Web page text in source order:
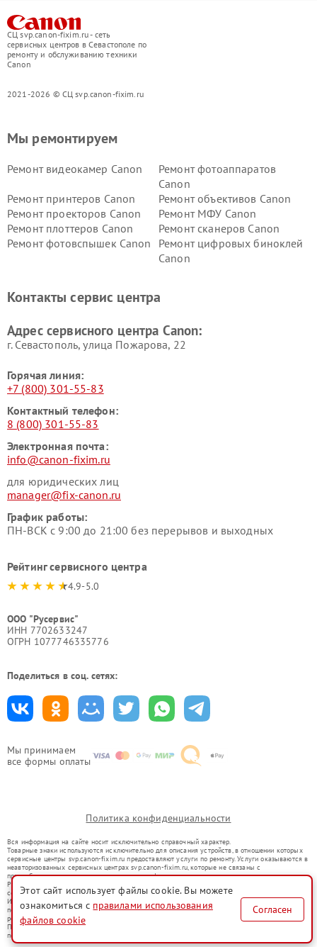
СЦ svp.canon-fixim.ru - сеть
сервисных центров в Севастополе по
ремонту и обслуживанию техники
Canon
2021-2026 © СЦ svp.canon-fixim.ru
Мы принимаем
все формы оплаты
Мы ремонтируем
Ремонт видеокамер Canon
Ремонт фотоаппаратов
Canon
Ремонт принтеров Canon
Ремонт объективов Canon
Ремонт проекторов Canon
Ремонт МФУ Canon
Ремонт плоттеров Canon
Ремонт сканеров Canon
Ремонт фотовспышек Canon
Ремонт цифровых биноклей
Canon
Контакты сервис центра
Адрес сервисного центра Canon:
г. Севастополь, улица Пожарова, 22
Горячая линия:
+7 (800) 301-55-83
Контактный телефон:
8 (800) 301-55-83
Электронная почта:
info@canon-fixim.ru
для юридических лиц
manager@fix-canon.ru
График работы:
ПН-ВСК с 9:00 до 21:00 без перерывов и выходных
Рейтинг сервисного центра
4.9-5.0
ООО "Русервис"
ИНН 7702633247
ОГРН 1077746335776
Поделиться в соц. сетях:
Политика конфиденциальности
Вся информация на сайте носит исключительно справочный характер.
Товарные знаки используются исключительно для описания устройств, в отношении которых
сервисные центры svp.canon-fixim.ru предоставляют услуги по ремонту. Услуги оказываются в
неавторизованных сервисных центрах svp.canon-fixim.ru, которые не связаны с
правообладателями товарных знаков или их официальными представителями.
Ремонт осуществляется для устройств, уже введенных в гражданский оборот в соответствии
со статьей 1487 ГК РФ.
Использование товарных знаков не преследует цели индивидуализации услуг или введения
потребителей в заблуждение, а служит для информирования о предоставляемых услугах по
ремонту техники указанных брендов.
Представленная на сайте информация не является публичной офертой, определяемой
положениями Статьи 437(2) Гражданского кодекса РФ
Этот сайт использует файлы cookie. Вы можете
ознакомиться с правилами использования
файлов cookie
Согласен